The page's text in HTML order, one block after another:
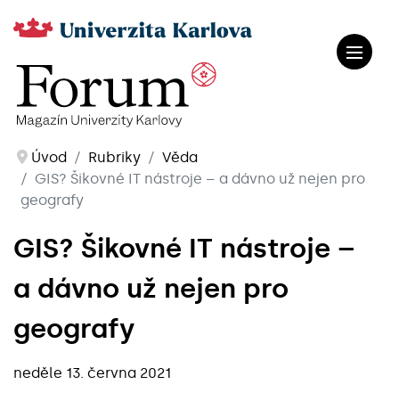
Úvod Rubriky
Věda
GIS? Šikovné IT nástroje – a dávno už nejen pro
geografy
GIS? Šikovné IT nástroje –
a dávno už nejen pro
geografy
neděle 13. června 2021